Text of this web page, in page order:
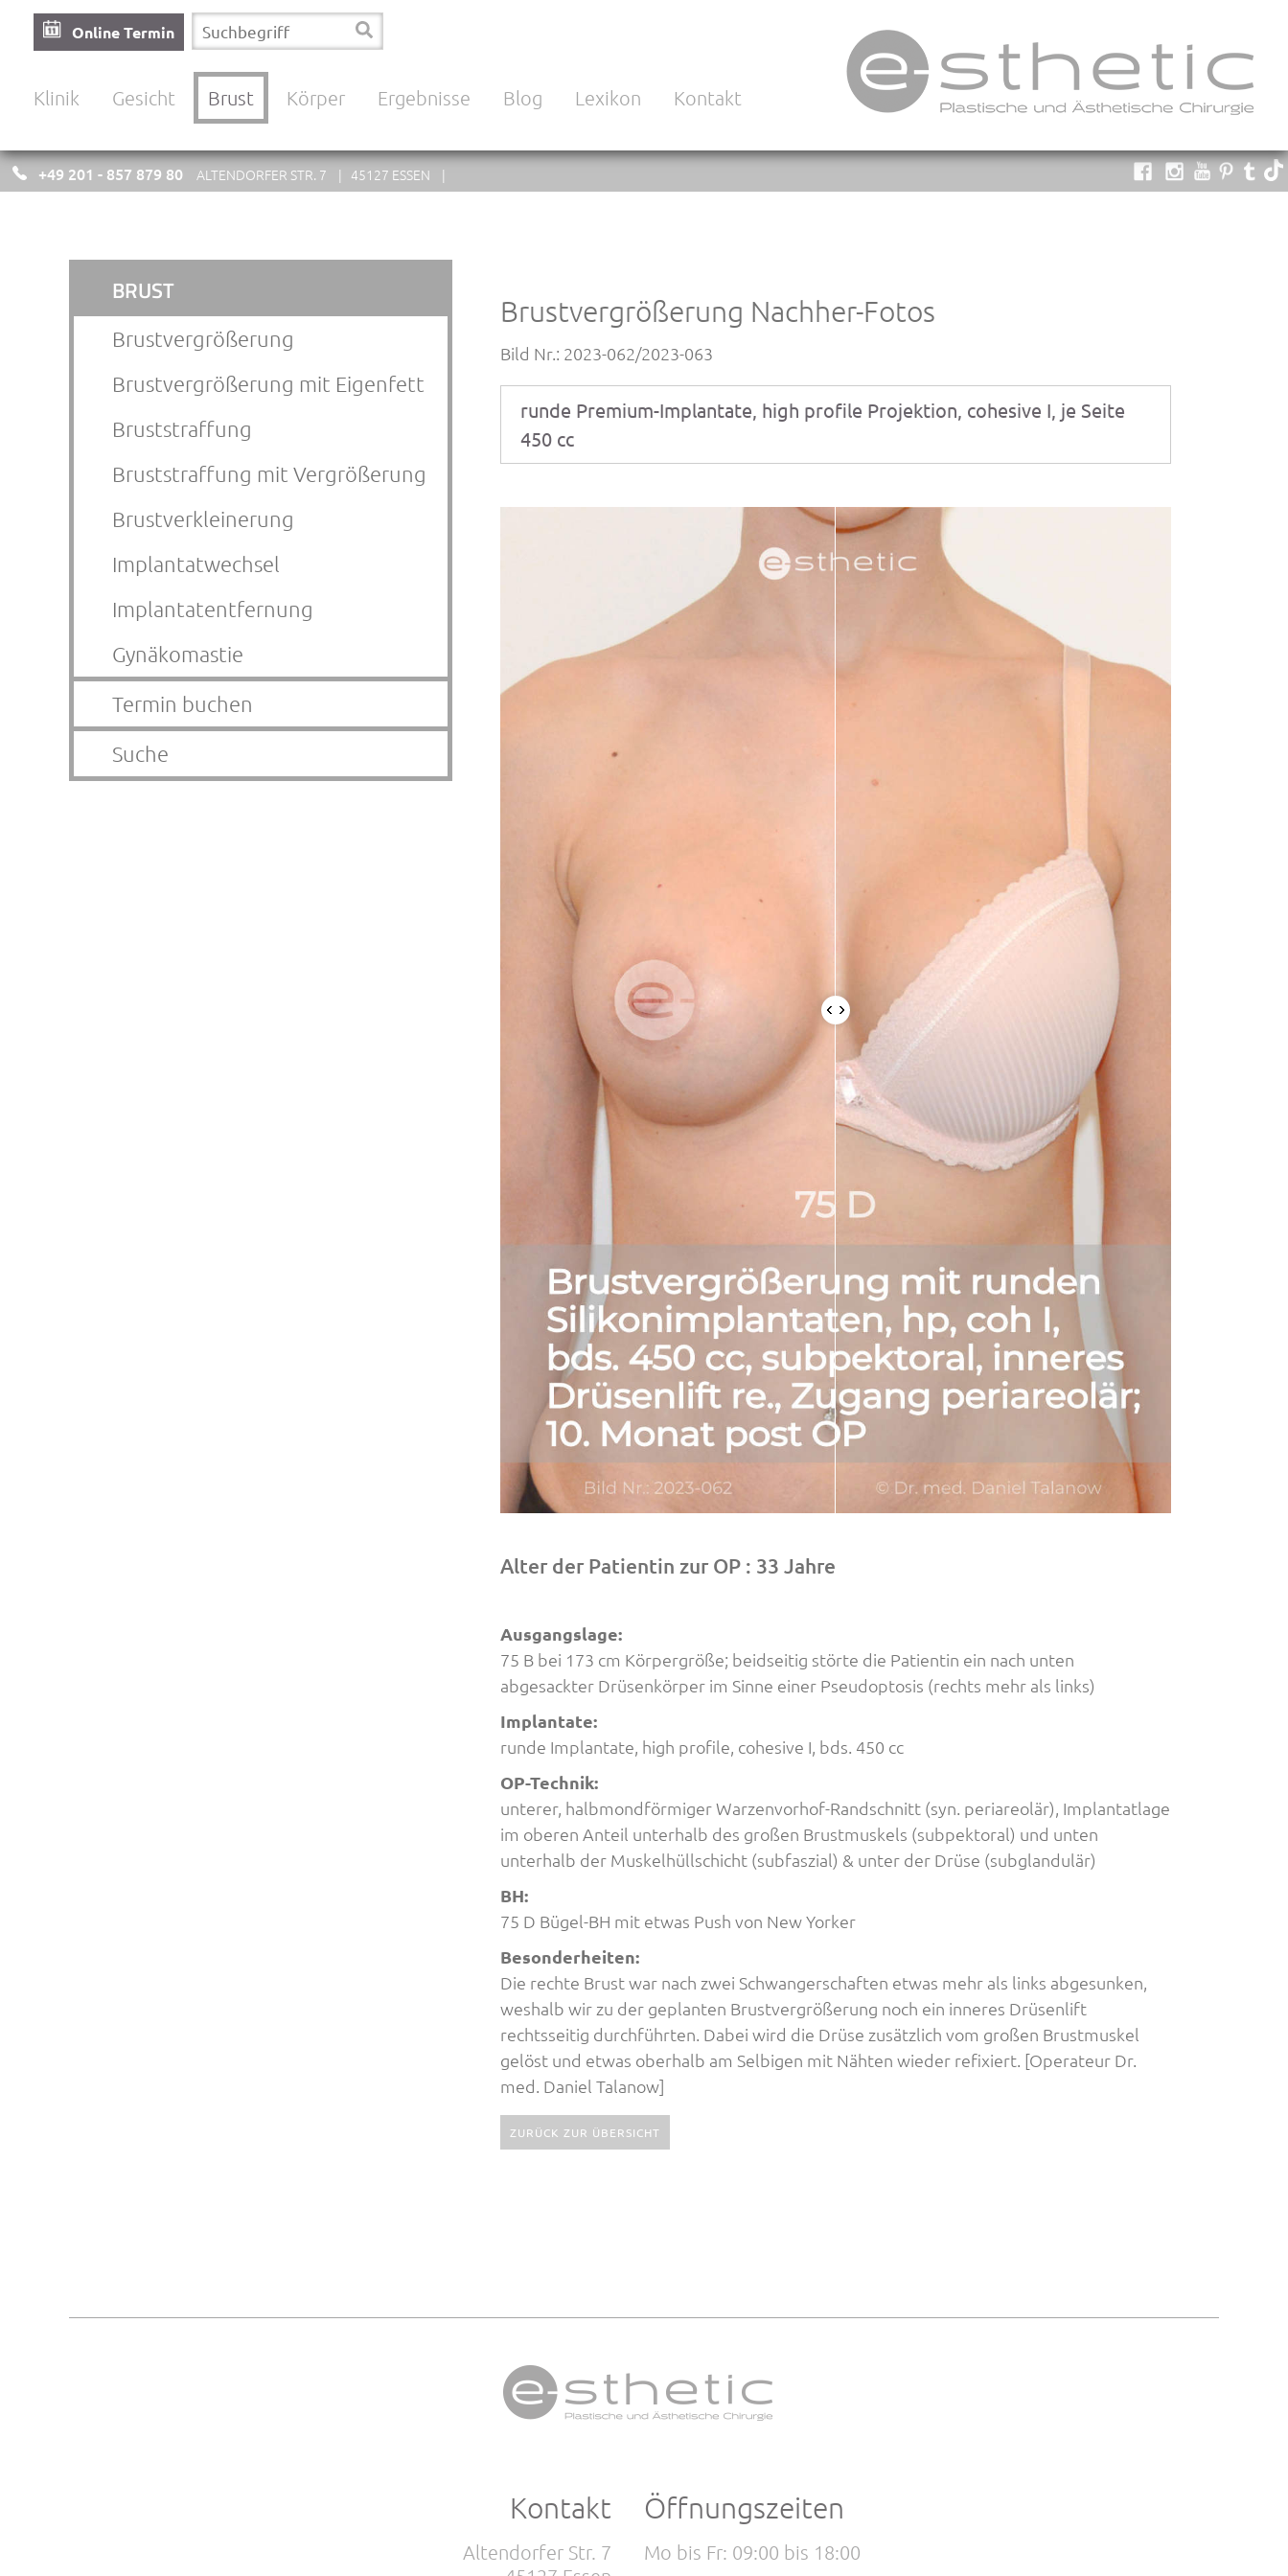
+49 201 - 857 879 80 ALTENDORFER STR. 7 | 45127 ESSEN |
Online Termin
überspringen
Klinik Gesicht Brust Körper Ergebnisse Blog Lexikon Kontakt
Brustvergrößerung Nachher-Fotos
Bild Nr.: 2023-062/2023-063
runde Premium-Implantate, high profile Projektion, cohesive I, je Seite
450 cc
Alter der Patientin zur OP : 33 Jahre
Ausgangslage:
75 B bei 173 cm Körpergröße; beidseitig störte die Patientin ein nach unten
abgesackter Drüsenkörper im Sinne einer Pseudoptosis (rechts mehr als links)
Implantate:
runde Implantate, high profile, cohesive I, bds. 450 cc
OP-Technik:
unterer, halbmondförmiger Warzenvorhof-Randschnitt (syn. periareolär), Implantatlage
im oberen Anteil unterhalb des großen Brustmuskels (subpektoral) und unten
unterhalb der Muskelhüllschicht (subfaszial) & unter der Drüse (subglandulär)
BH:
75 D Bügel-BH mit etwas Push von New Yorker
Besonderheiten:
Die rechte Brust war nach zwei Schwangerschaften etwas mehr als links abgesunken,
weshalb wir zu der geplanten Brustvergrößerung noch ein inneres Drüsenlift
rechtsseitig durchführten. Dabei wird die Drüse zusätzlich vom großen Brustmuskel
gelöst und etwas oberhalb am Selbigen mit Nähten wieder refixiert. [Operateur Dr.
med. Daniel Talanow]
ZURÜCK ZUR ÜBERSICHT
überspringenBRUST
Brustvergrößerung
Brustvergrößerung mit Eigenfett
Bruststraffung
Bruststraffung mit Vergrößerung
Brustverkleinerung
Implantatwechsel
Implantatentfernung
Gynäkomastie
Termin buchen
Suche
Kontakt
Altendorfer Str. 7
Öffnungszeiten
Mo bis Fr: 09:00 bis 18:00